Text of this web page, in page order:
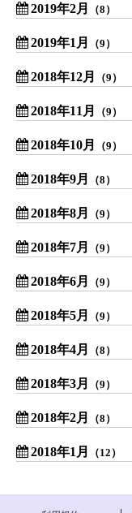
2019年2月 （8）
2019年1月 （9）
2018年12月 （9）
2018年11月 （9）
2018年10月 （9）
2018年9月 （8）
2018年8月 （9）
2018年7月 （9）
2018年6月 （9）
2018年5月 （9）
2018年4月 （8）
2018年3月 （9）
2018年2月 （8）
2018年1月 （12）